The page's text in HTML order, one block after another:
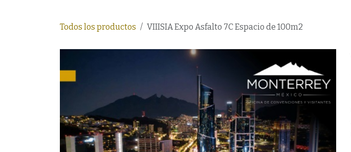
Todos los productos VIIISIA Expo Asfalto 7C Espacio de 100m2